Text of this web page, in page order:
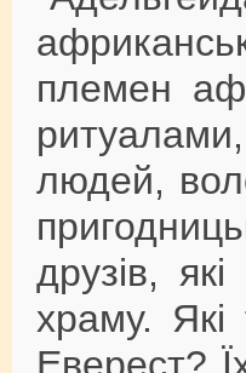
племен
людей,
друзів,
храму.
Еверест?